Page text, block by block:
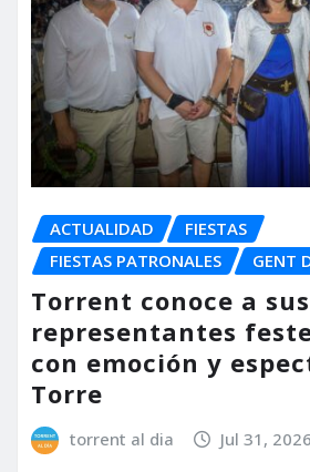
ACTUALIDAD
FIESTAS
FIESTAS PATRONALES
GENT
Torrent conoce a sus
representantes
con emoción y
Torre
torrent al dia Jul 31, 2026